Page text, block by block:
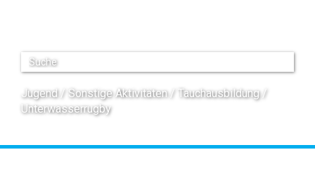
Jugend Sonstige Aktivitäten
Tauchausbildung
Unterwasserrugby